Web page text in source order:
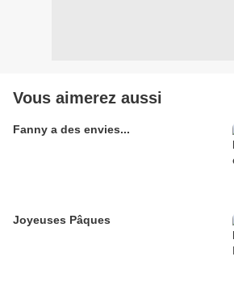
Vous aimerez aussi
Fanny a des envies...
Joyeuses Pâques